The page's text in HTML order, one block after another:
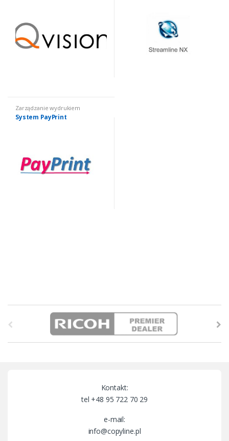
Zarządzanie wydrukiem
System PayPrint
Kontakt:
tel +48 95 722 70 29
e-mail:
info@copyline.pl